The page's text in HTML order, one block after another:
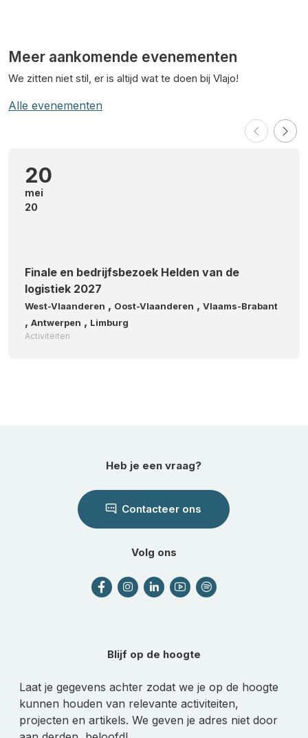
Meer aankomende evenementen
We zitten niet stil, er is altijd wat te doen bij Vlajo!
Alle evenementen
20
mei
20
Finale en bedrijfsbezoek Helden van de
logistiek 2027
West-Vlaanderen , Oost-Vlaanderen , Vlaams-Brabant
, Antwerpen , Limburg
Activiteiten
Heb je een vraag?
Contacteer ons
Volg ons
Blijf op de hoogte
Laat je gegevens achter zodat we je op de hoogte
kunnen houden van relevante activiteiten,
projecten en artikels. We geven je adres niet door